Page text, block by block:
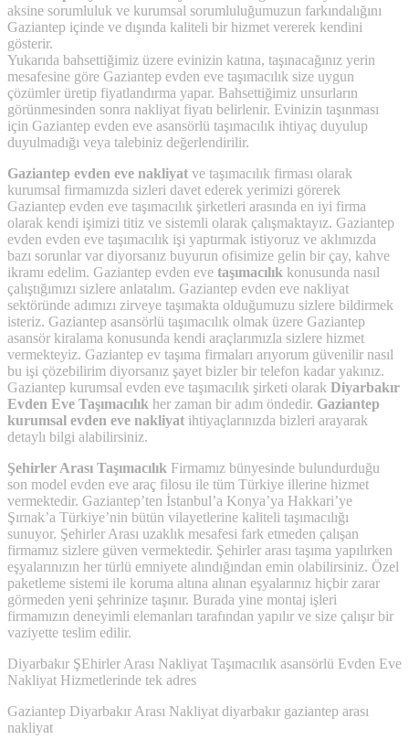
aksine sorumluluk ve kurumsal sorumluluğumuzun farkındalığını
Gaziantep içinde ve dışında kaliteli bir hizmet vererek kendini
gösterir.
Yukarıda bahsettiğimiz üzere evinizin katına, taşınacağınız yerin
mesafesine göre Gaziantep evden eve taşımacılık size uygun
çözümler üretip fiyatlandırma yapar. Bahsettiğimiz unsurların
görünmesinden sonra nakliyat fiyatı belirlenir. Evinizin taşınması
için Gaziantep evden eve asansörlü taşımacılık ihtiyaç duyulup
duyulmadığı veya talebiniz değerlendirilir.
Gaziantep evden eve nakliyat ve taşımacılık firması olarak
kurumsal firmamızda sizleri davet ederek yerimizi görerek
Gaziantep evden eve taşımacılık şirketleri arasında en iyi firma
olarak kendi işimizi titiz ve sistemli olarak çalışmaktayız. Gaziantep
evden evden eve taşımacılık işi yaptırmak istiyoruz ve aklımızda
bazı sorunlar var diyorsanız buyurun ofisimize gelin bir çay, kahve
ikramı edelim. Gaziantep evden eve taşımacılık konusunda nasıl
çalıştığımızı sizlere anlatalım. Gaziantep evden eve nakliyat
sektöründe adımızı zirveye taşımakta olduğumuzu sizlere bildirmek
isteriz. Gaziantep asansörlü taşımacılık olmak üzere Gaziantep
asansör kiralama konusunda kendi araçlarımızla sizlere hizmet
vermekteyiz. Gaziantep ev taşıma firmaları arıyorum güvenilir nasıl
bu işi çözebilirim diyorsanız şayet bizler bir telefon kadar yakınız.
Gaziantep kurumsal evden eve taşımacılık şirketi olarak Diyarbakır
Evden Eve Taşımacılık her zaman bir adım öndedir. Gaziantep
kurumsal evden eve nakliyat ihtiyaçlarınızda bizleri arayarak
detaylı bilgi alabilirsiniz.
Şehirler Arası Taşımacılık Firmamız bünyesinde bulundurduğu
son model evden eve araç filosu ile tüm Türkiye illerine hizmet
vermektedir. Gaziantep’ten İstanbul’a Konya’ya Hakkari’ye
Şırnak’a Türkiye’nin bütün vilayetlerine kaliteli taşımacılığı
sunuyor. Şehirler Arası uzaklık mesafesi fark etmeden çalışan
firmamız sizlere güven vermektedir. Şehirler arası taşıma yapılırken
eşyalarınızın her türlü emniyete alındığından emin olabilirsiniz. Özel
paketleme sistemi ile koruma altına alınan eşyalarınız hiçbir zarar
görmeden yeni şehrinize taşınır. Burada yine montaj işleri
firmamızın deneyimli elemanları tarafından yapılır ve size çalışır bir
vaziyette teslim edilir.
Diyarbakır ŞEhirler Arası Nakliyat Taşımacılık asansörlü Evden Eve
Nakliyat Hizmetlerinde tek adres
Gaziantep Diyarbakır Arası Nakliyat diyarbakır gaziantep arası
nakliyat